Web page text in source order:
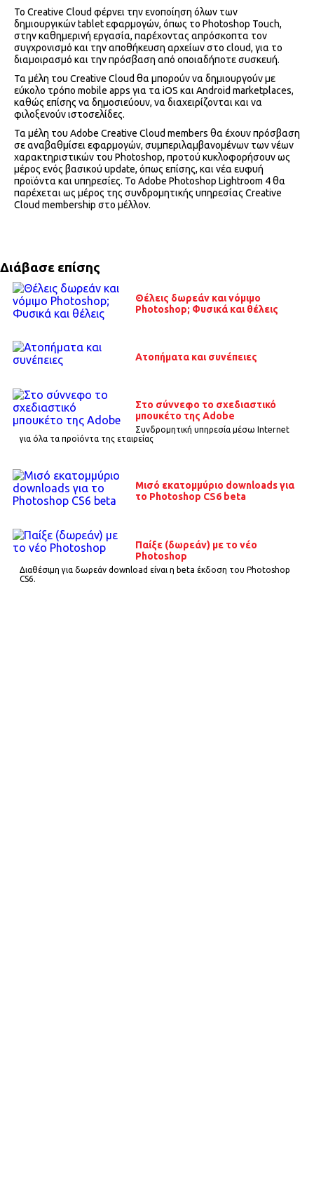
Το Creative Cloud φέρνει την ενοποίηση όλων των
δημιουργικών tablet εφαρμογών, όπως το Photoshop Touch,
στην καθημερινή εργασία, παρέχοντας απρόσκοπτα τον
συγχρονισμό και την αποθήκευση αρχείων στο cloud, για το
διαμοιρασμό και την πρόσβαση από οποιαδήποτε συσκευή.
Τα μέλη του Creative Cloud θα μπορούν να δημιουργούν με
εύκολο τρόπο mobile apps για τα iOS και Android marketplaces,
καθώς επίσης να δημοσιεύουν, να διαχειρίζονται και να
φιλοξενούν ιστοσελίδες.
Τα μέλη του Adobe Creative Cloud members θα έχουν πρόσβαση
σε αναβαθμίσει εφαρμογών, συμπεριλαμβανομένων των νέων
χαρακτηριστικών του Photoshop, προτού κυκλοφορήσουν ως
μέρος ενός βασικού update, όπως επίσης, και νέα ευφυή
προϊόντα και υπηρεσίες. Το Adobe Photoshop Lightroom 4 θα
παρέχεται ως μέρος της συνδρομητικής υπηρεσίας Creative
Cloud membership στο μέλλον.
Διάβασε επίσης
Θέλεις δωρεάν και νόμιμο
Photoshop; Φυσικά και θέλεις
Ατοπήματα και συνέπειες
Στο σύννεφο το σχεδιαστικό
μπουκέτο της Adobe
Συνδρομητική υπηρεσία μέσω Internet
για όλα τα προϊόντα της εταιρείας
Μισό εκατομμύριο downloads για
το Photoshop CS6 beta
Παίξε (δωρεάν) με το νέο
Photoshop
Διαθέσιμη για δωρεάν download είναι η beta έκδοση του Photoshop
CS6.